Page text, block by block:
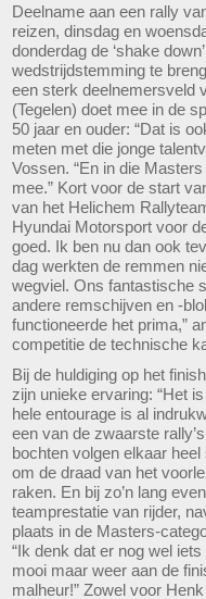
Deelname aan een rally
reizen, dinsdag en
donderdag de ‘shake
wedstrijdstemming te
een sterk deelnemersveld
(Tegelen) doet mee in de
50 jaar en ouder: “Dat is
meten met die jonge
Vossen. “En in die
mee.” Kort voor de start
van het Helichem
Hyundai Motorsport voor
goed. Ik ben nu dan ook
dag werkten de remmen
wegviel. Ons fantastische
andere remschijven en -
functioneerde het prima,”
competitie de technische
Bij de huldiging op het
zijn unieke ervaring: “Het
hele entourage is al
een van de zwaarste
bochten volgen elkaar
om de draad van het
raken. En bij zo’n lang
teamprestatie van rijder,
plaats in de Masters-
“Ik denk dat er nog wel
mooi maar weer aan de
malheur!” Zowel voor